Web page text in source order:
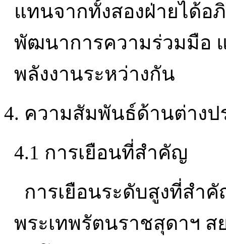
แทนจากทั้งสองฝ่ายได้อ
พัฒนาการความร่วมมือ
พลังงานระหว่างกัน
4. ความสัมพันธ์ด้านต่างป
4.1 การเยือนที่สำคัญ
การเยือนระดับสูงที่สำ
พระเทพรัตนราชสุดาฯ ส